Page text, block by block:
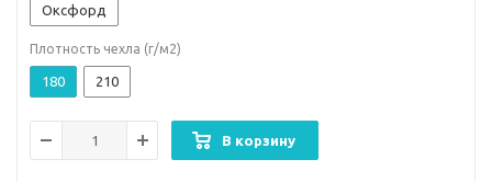
Оксфорд
Плотность чехла (г/м2)
180 210
В корзину